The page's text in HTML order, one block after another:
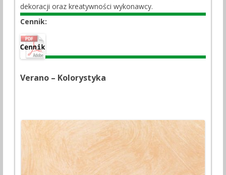
dekoracji oraz kreatywności wykonawcy.
Cennik:
Verano – Kolorystyka